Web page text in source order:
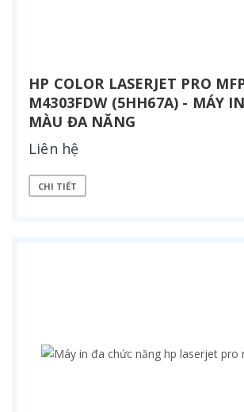
HP COLOR LASERJET PRO
M4303FDW (5HH67A) - MÁY
MÀU ĐA NĂNG
Liên hệ
CHI TIẾT